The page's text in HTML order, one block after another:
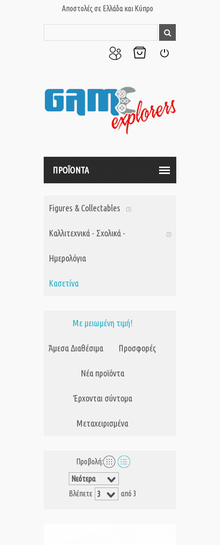
Αποστολές σε Ελλάδα και Κύπρο
μου
ΠΡΟΪΟΝΤΑ
Figures & Collectables
Καλλιτεχνικά - Σχολικά -
Ημερολόγια
Κασετίνα
Με μειωμένη τιμή!
Άμεσα Διαθέσιμα Προσφορές
Νέα προϊόντα
Έρχονται σύντομα
Μεταχειρισμένα
Προβολή:
Βλέπετε από 3